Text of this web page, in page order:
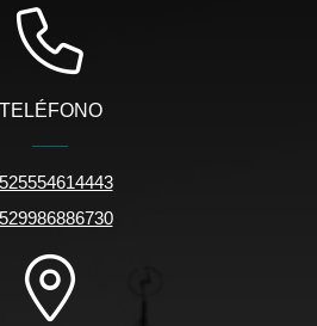
TELÉFONO